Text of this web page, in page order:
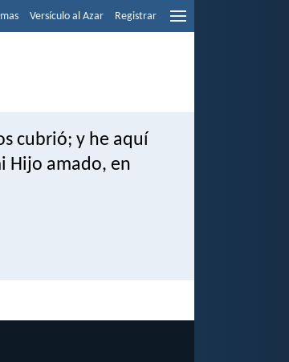
Versículo al Azar Registrar
cubrió; y he aquí
Hijo amado, en